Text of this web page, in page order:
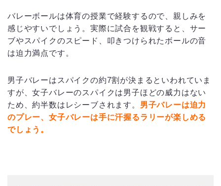
バレーボールは体育の授業で経験するので、親しみを
感じやすいでしょう。実際に試合を観戦すると、サー
ブやスパイクのスピード、叩きつけられたボールの音
は迫力満点です。
男子バレーはスパイクの約7割が決まるといわれていま
すが、女子バレーのスパイクは男子ほどの威力はない
ため、約半数はレシーブされます。 男子バレーは迫力
のプレー、女子バレーは手に汗握るラリーが楽しめる
でしょう。